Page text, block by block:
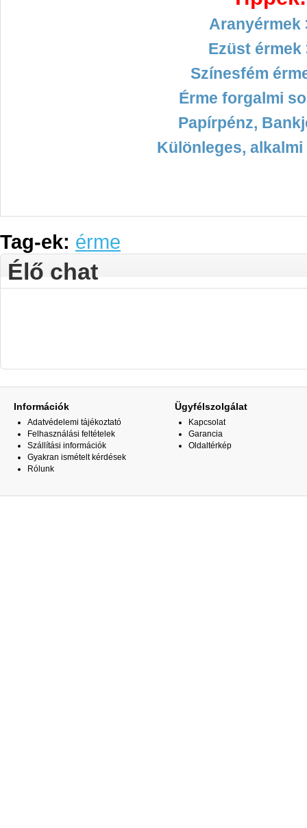
Aranyérmek
Ezüst érmek
Színesfém
Érme forgalmi
Papírpénz,
Különleges, alkalmi
Tag-ek: érme
Élő chat
Információk
Adatvédelemi tájékoztató
Felhasználási feltételek
Szállítási információk
Gyakran ismételt kérdések
Rólunk
Ügyfélszolgálat
Kapcsolat
Garancia
Oldaltérkép